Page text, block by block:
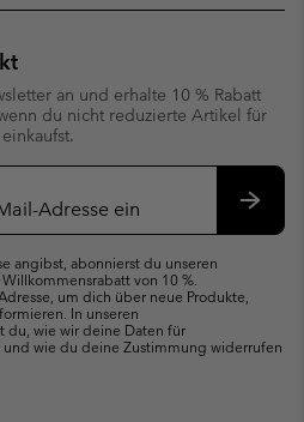
an und erhalte 10 % Rabatt
du nicht reduzierte Artikel für
angibst, abonnierst du unseren
von 10 %.
um dich über neue Produkte,
In unseren
du, wie wir deine Daten für
wie du deine Zustimmung widerrufen